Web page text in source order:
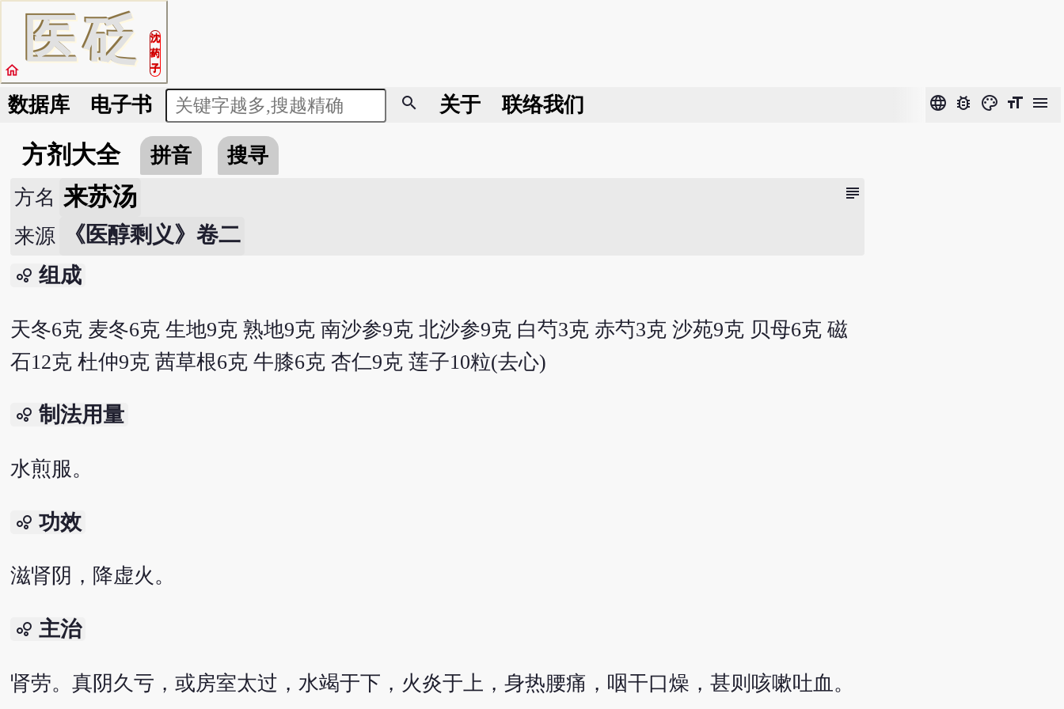
医砭
沈
药
子
home
数据库 电子书 search 关于 联络我们 language bug_report color_lens format_size menu
方剂大全 拼音 搜寻
subject
方名 来苏汤
来源 《医醇剩义》卷二
bubble_chart 组成
天冬6克 麦冬6克 生地9克 熟地9克 南沙参9克 北沙参9克 白芍3克 赤芍3克 沙苑9克 贝母6克 磁
石12克 杜仲9克 茜草根6克 牛膝6克 杏仁9克 莲子10粒(去心)
bubble_chart 制法用量
水煎服。
bubble_chart 功效
滋肾阴，降虚火。
bubble_chart 主治
肾劳。真阴久亏，或房室太过，水竭于下，火炎于上，身热腰痛，咽干口燥，甚则咳嗽吐血。